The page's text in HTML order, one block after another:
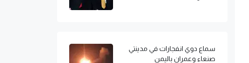
سماع دوي انفجارات في مدينتي
صنعاء وعمران باليمن